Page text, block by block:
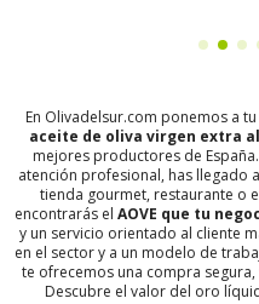
En Olivadelsur.com ponemos a
aceite de oliva virgen extra
mejores productores de
atención profesional, has llegado
tienda gourmet, restaurante o
encontrarás el AOVE que tu
y un servicio orientado al cliente
en el sector y a un modelo de
te ofrecemos una compra
Descubre el valor del oro